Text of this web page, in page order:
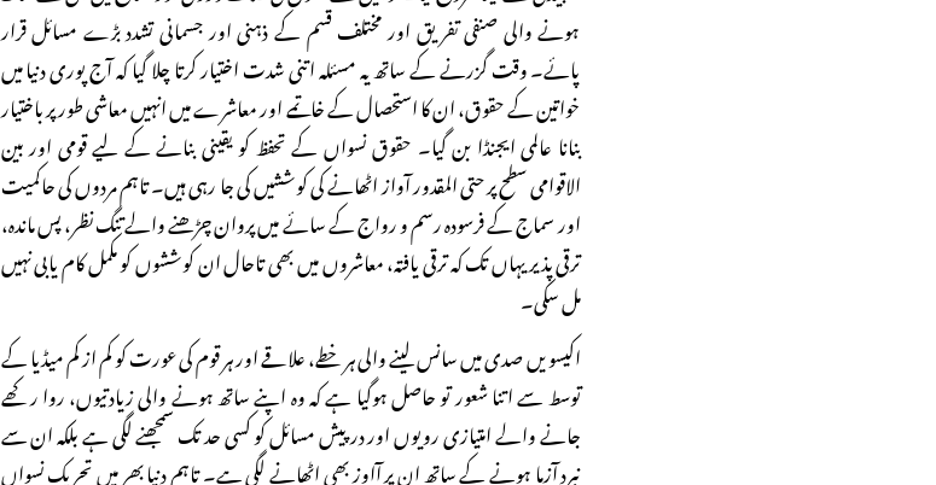
ہونے والی صنفی تفریق اور مختلف قسم کے ذہنی اور جسمانی تشدد بڑے مسائل قرار
پائے۔ وقت گزرنے کے ساتھ یہ مسئلہ اتنی شدت اختیار کرتا چلا گیا کہ آج پوری دنیا میں
خواتین کے حقوق، ان کا استحصال کے خاتمے اور معاشرے میں انہیں معاشی طور پر باختیار
بنانا عالمی ایجنڈا بن گیا۔ حقوق نسواں کے تحفظ کو یقینی بنانے کے لیے قومی اور بین
الاقوامی سطح پر حتی المقدور آواز اٹھانے کی کوششیں کی جا رہی ہیں۔ تاہم مردوں کی حاکمیت
اور سماج کے فرسودہ رسم و رواج کے سائے میں پروان چڑھنے والے تنگ نظر، پس ماندہ،
ترقی پذیر یہاں تک کہ ترقی یافتہ، معاشروں میں بھی تاحال ان کوششوں کو مکمل کام یابی نہیں
مل سکی۔
اکیسویں صدی میں سانس لینے والی ہر خطے، علاقے اور ہر قوم کی عورت کو کم از کم میڈیا کے
توسط سے اتنا شعور تو حاصل ہوگیا ہے کہ وہ اپنے ساتھ ہونے والی زیادتیوں، روا رکھے
جانے والے امتیازی رویوں اور در پیش مسائل کو کسی حد تک سمجھنے لگی ہے بلکہ ان سے
نبرد آزما ہونے کے ساتھ ان پر آاوز بھی اٹھانے لگی ہے۔ تاہم دنیا بھر میں تحریک نسواں